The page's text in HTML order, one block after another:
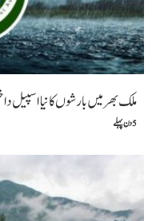
ملک بھر میں بارشوں کا نیا
5 دن پہلے